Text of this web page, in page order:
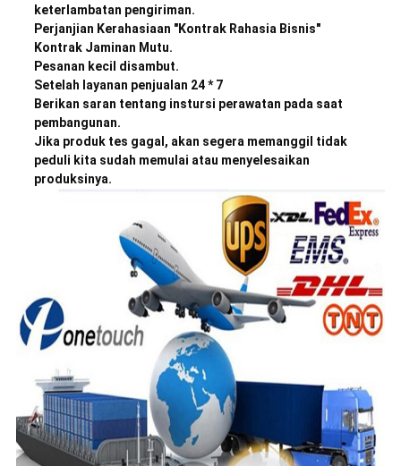
keterlambatan pengiriman.
Perjanjian Kerahasiaan "Kontrak Rahasia Bisnis"
Kontrak Jaminan Mutu.
Pesanan kecil disambut.
Setelah layanan penjualan 24 * 7
Berikan saran tentang instursi perawatan pada saat
pembangunan.
Jika produk tes gagal, akan segera memanggil tidak
peduli kita sudah memulai atau menyelesaikan
produksinya.